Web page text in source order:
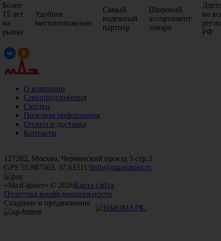
Более
15 лет
на
рынке
Удобное
местоположение
Самый
надежный
партнер
Широкий
ассортимент
товара
во
РФ
О компании
Спецпредложения
Скидки
Полезная информация
Оплата и доставка
Контакты
127282, Москва, Чермянский проезд 5 стр.3
GPS 55.887503, 37.633113info@mazgarant.ru
«МазГарант» © 2026Карта сайта
Политика конфиденциальности
Создание и продвижение